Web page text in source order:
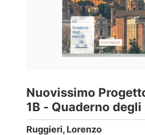
Nuovissimo
1B - Quaderno
con DVD
Ruggieri, Lorenzo